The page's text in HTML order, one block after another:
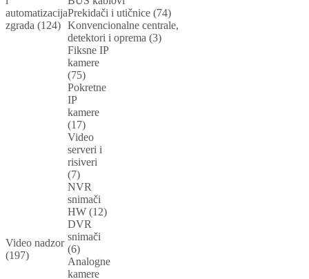
automatizacija
zgrada (124)
Prekidači i utičnice (74)
Konvencionalne centrale,
detektori i oprema (3)
Video nadzor
(197)
Fiksne IP
kamere
(75)
Pokretne
IP
kamere
(17)
Video
serveri i
risiveri
(7)
NVR
snimači
HW (12)
DVR
snimači
(6)
Analogne
kamere